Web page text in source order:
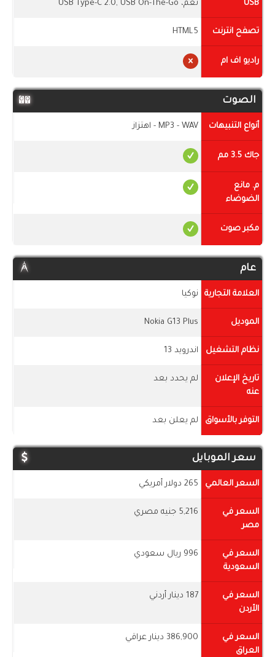
USB نعم، USB Type-C 2.0, USB On-The-Go
تصفح انترنت HTML5
راديو اف ام
الصوت
أنواع التنبيهات MP3 - WAV - اهتزاز
جاك 3.5 مم
م. مانع
الضوضاء
مكبر صوت
عام
العلامة التجارية نوكيا
الموديل Nokia G13 Plus
نظام التشغيل اندرويد 13
تاريخ الإعلان
عنه
لم يحدد بعد
التوفر بالأسواق لم يعلن بعد
سعر الموبايل
السعر العالمي 265 دولار أمريكي
السعر في
مصر
5,216 جنيه مصري
السعر في
السعودية
996 ريال سعودي
السعر في
الأردن
187 دينار أردني
السعر في
العراق
386,900 دينار عراقي